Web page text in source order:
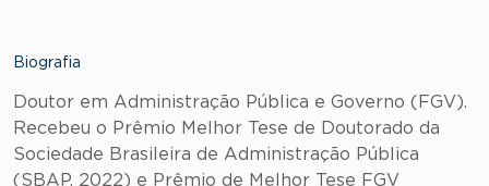
Biografia
Doutor em Administração Pública e Governo (FGV).
Recebeu o Prêmio Melhor Tese de Doutorado da
Sociedade Brasileira de Administração Pública
(SBAP, 2022) e Prêmio de Melhor Tese FGV